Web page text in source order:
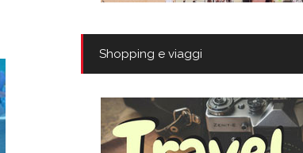
Shopping e viaggi